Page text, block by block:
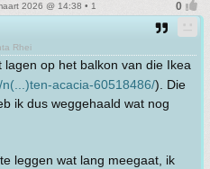
2026 @ 14:38 • 1
Rhei
op het balkon van die Ikea
acacia-60518486/). Die
ik dus weggehaald wat nog
leggen wat lang meegaat, ik